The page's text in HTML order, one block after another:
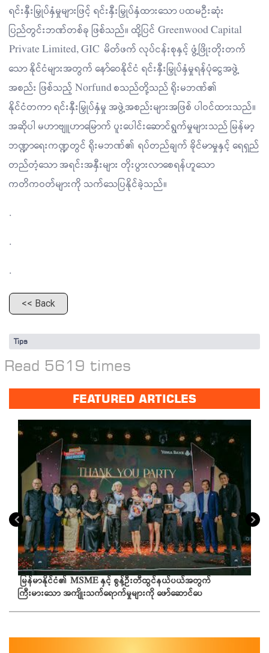
ရင်းနှီးမြှုပ်နှံမှုများဖြင့် ရင်းနှီးမြှုပ်နှံထားသော ပထမဦးဆုံး
ပြည်တွင်းဘဏ်တစ်ခု ဖြစ်သည်။ ထို့ပြင် Greenwood Capital
Private Limited, GIC မိတ်ဖက် လုပ်ငန်းစုနှင့် ဖွံ့ဖြိုးတိုးတက်
သော နိုင်ငံများအတွက် နော်ဝေနိုင်ငံ ရင်းနှီးမြှုပ်နှံမှုရန်ပုံငွေအဖွဲ့
အစည်း ဖြစ်သည့် Norfund စသည်တို့သည် ရိုးမဘဏ်၏
နိုင်ငံတကာ ရင်းနှီးမြှုပ်နှံမှု အဖွဲ့အစည်းများအဖြစ် ပါဝင်ထားသည်။
အဆိုပါ မဟာဗျူဟာမြောက် ပူးပေါင်းဆောင်ရွက်မှုများသည် မြန်မာ့
ဘဏ္ဍာရေးကဏ္ဍတွင် ရိုးမဘဏ်၏ ရပ်တည်ချက် ခိုင်မာမှုနှင့် ရေရှည်
တည်တံ့သော အရင်းအနှီးများ တိုးပွားလာစေရန်ဟူသော
ကတိကဝတ်များကို သက်သေပြနိုင်ခဲ့သည်။
.
.
.
<< Back
Tips
Read 5619 times
FEATURED ARTICLES
မြန်မာနိုင်ငံ၏ MSME နှင့် စွန့်ဦးတီထွင်နယ်ပယ်အတွက်
ကြီးမားသော အကျိုးသက်ရောက်မှုများကို ဖော်ဆောင်ပေ